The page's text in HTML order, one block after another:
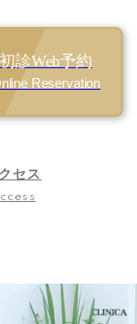
初診Web予約
Reservation
セス